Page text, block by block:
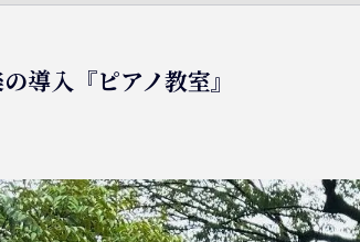
導入『ピアノ教室』